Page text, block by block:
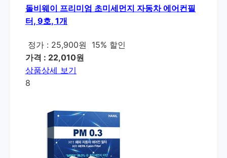
돌비웨이 프리미엄 초미세먼지 자동차 에어컨필
터, 9호, 1개
정가 : 25,900원
15% 할인
가격 : 22,010원
상품상세 보기
8